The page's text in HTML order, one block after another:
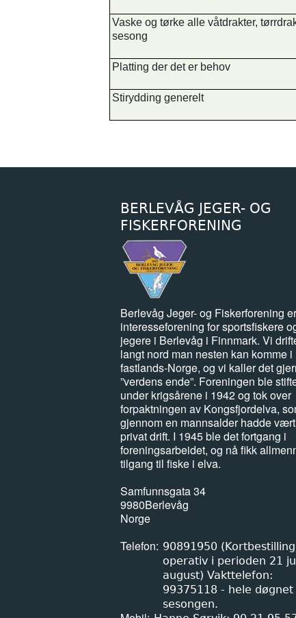
Vaske og tørke alle våtdrakter,
sesong
Platting der det er behov
Stirydding generelt
BERLEVÅG JEGER- OG
FISKERFORENING
Berlevåg Jeger- og Fiskerforening
interesseforening for sportsfiskere
jegere i Berlevåg i Finnmark. Vi
langt nord man nesten kan komme i
fastlands-Norge, og vi kaller det
”verdens ende”. Foreningen ble
under krigsårene i 1942 og tok over
forpaktningen av Kongsfjordelva,
gjennom en mannsalder hadde
privat drift. I 1945 ble det fortgang i
foreningsarbeidet, og nå fikk
tilgang til fiske i elva.
Samfunnsgata 34
9980Berlevåg
Norge
Telefon
90891950
operativ i perioden 21
august) Vakttelefon:
99375118 - hele døgnet
sesongen.